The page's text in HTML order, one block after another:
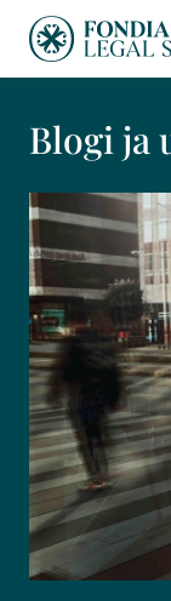
Blogi ja